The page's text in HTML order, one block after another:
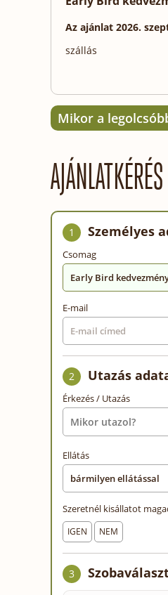
Az ajánlat 2026.
szállás
Mikor a
1 Személyes
Csomag
Early Bird
E-mail
2 Utazás
Érkezés / Utazás
Ellátás
Szeretnél kisállatot
IGEN NEM
3